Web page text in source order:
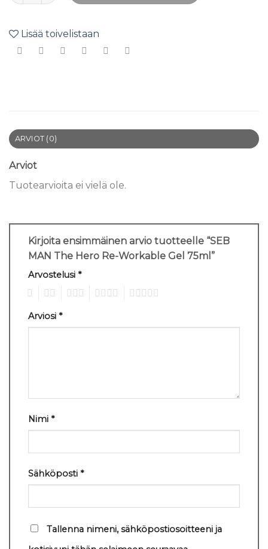
Lisää toivelistaan
ARVIOT (0)
Arviot
Tuotearvioita ei vielä ole.
Kirjoita ensimmäinen arvio tuotteelle “SEB
MAN The Hero Re-Workable Gel 75ml”
Arvostelusi *
Arviosi *
Nimi *
Sähköposti *
Tallenna nimeni, sähköpostiosoitteeni ja